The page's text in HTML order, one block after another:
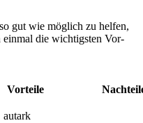
gut wie möglich zu helfen,
die wichtigsten Vor-
Vorteile
autark